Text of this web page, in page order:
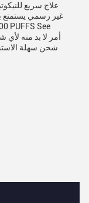
علاج سريع
غير رسمي يستمتع
شحن سهلة